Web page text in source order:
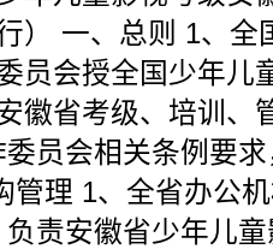
行） 一、总则 1、
员会授全国少年儿
徽省考级、培训、
员会相关条例要
管理 1、全省办公
责安徽省少年儿